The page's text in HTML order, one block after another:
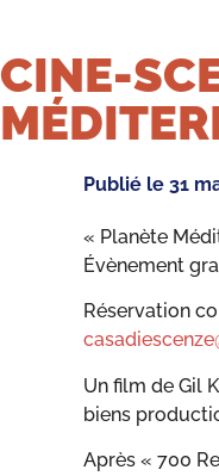
CINE-
Publié le 31
« Planète
Évènement
Réservation
Un film de Gil
biens
Après « 700